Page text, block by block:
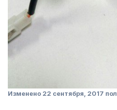
Изменено 22 сентября, 2017